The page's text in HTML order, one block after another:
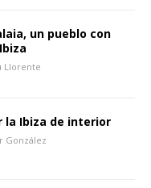
un pueblo con
Llorente
la Ibiza de interior
González